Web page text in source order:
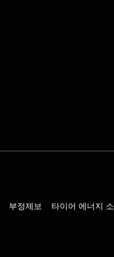
부정제보
타이어 에너지